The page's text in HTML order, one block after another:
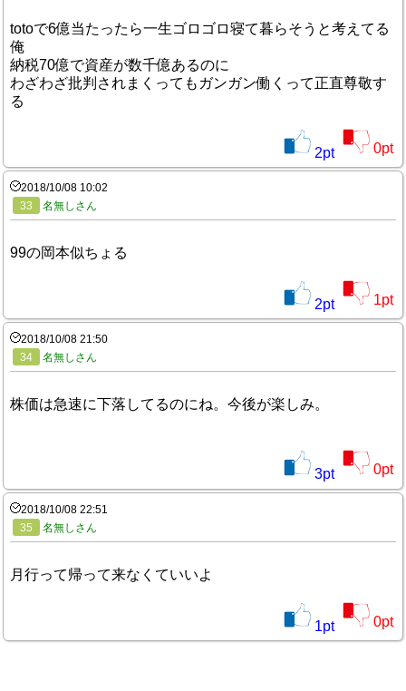
totoで6億当たったら一生ゴロゴロ寝て暮らそうと考えてる
俺
納税70億で資産が数千億あるのに
わざわざ批判されまくってもガンガン働くって正直尊敬す
る
2pt 0pt
2018/10/08 10:02
33
名無しさん
99の岡本似ちょる
2pt 1pt
2018/10/08 21:50
34
名無しさん
株価は急速に下落してるのにね。今後が楽しみ。
3pt 0pt
2018/10/08 22:51
35
名無しさん
月行って帰って来なくていいよ
1pt 0pt